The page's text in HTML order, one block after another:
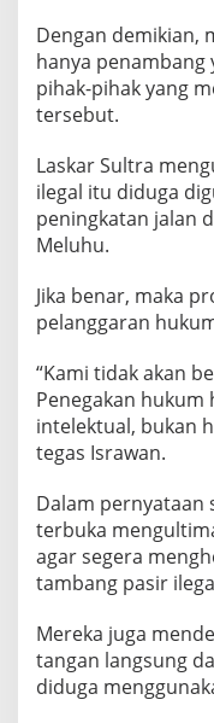
Dengan demikian,
hanya
pihak-pihak yang
tersebut.
Laskar Sultra
ilegal itu diduga
peningkatan jalan
Meluhu.
Jika benar, maka
pelanggaran
“Kami tidak akan
Penegakan
intelektual, bukan
tegas Israwan.
Dalam pernyataan
terbuka
agar segera
tambang pasir
Mereka juga
tangan langsung
diduga